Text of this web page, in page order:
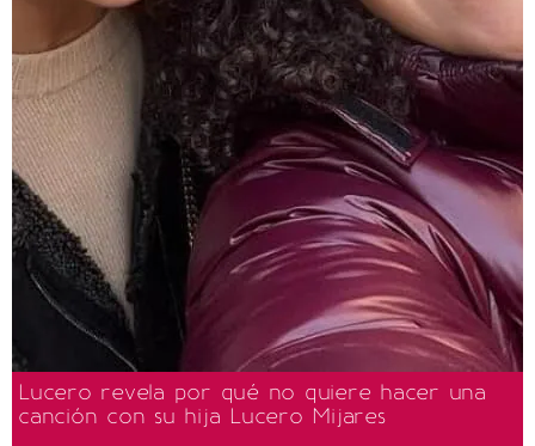
Lucero revela por qué no quiere hacer una
canción con su hija Lucero Mijares